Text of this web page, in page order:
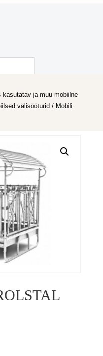
kasutatav ja muu mobiilne
välisööturid / Mobili